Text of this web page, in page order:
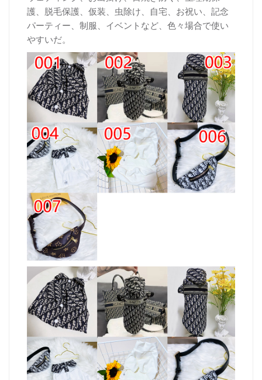
護、脱毛保護、仮装、虫除け、自宅、お祝い、記念
パーティー、制服、イベントなど、色々場合で使い
やすいだ。